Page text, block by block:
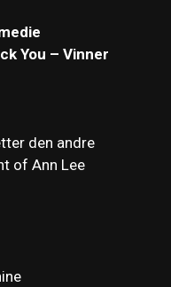
You – Vinner
den andre
of Ann Lee